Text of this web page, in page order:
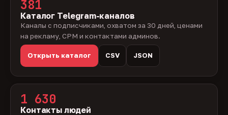
381
Каталог Telegram-каналов
Каналы с подписчиками, охватом за 30 дней, ценами
на рекламу, CPM и контактами админов.
Открыть каталог CSV JSON
1 630
Контакты людей